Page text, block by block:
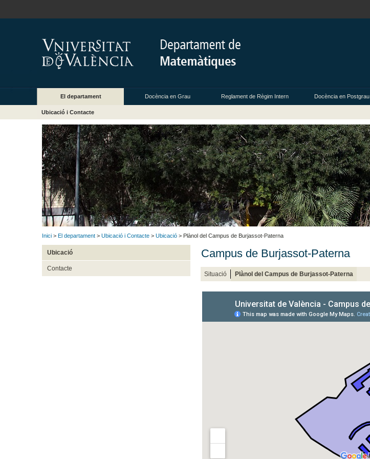
El departament Docència en Grau Reglament de Règim Intern Docència en Postgrau
Ubicació i Contacte
Inici > El departament > Ubicació i Contacte > Ubicació > Plànol del Campus de Burjassot-Paterna
Ubicació
Contacte
Campus de Burjassot-Paterna
Situació Plànol del Campus de Burjassot-Paterna